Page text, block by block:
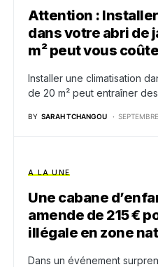
Attention :
dans votre abri de
m² peut vous
Installer une climatisation
de 20 m² peut entraîner
BY SARAH TCHANGOU
A LA UNE
Une cabane
amende de 215 €
illégale en zone
Dans un événement